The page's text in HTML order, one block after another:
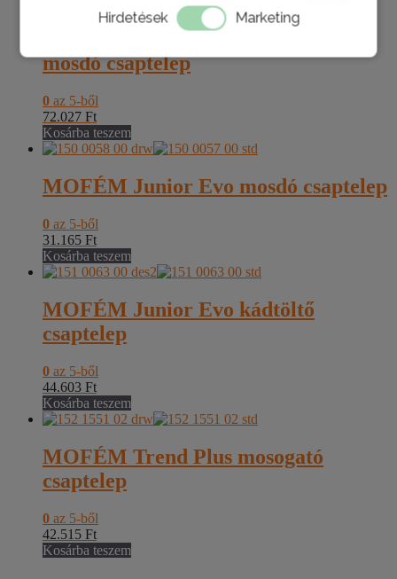
Hirdetések
Marketing
mosdó csaptelep
0 az 5-ből
72.027 Ft
Kosárba teszem
MOFÉM Junior Evo mosdó csaptelep
0 az 5-ből
31.165 Ft
Kosárba teszem
MOFÉM Junior Evo kádtöltő
csaptelep
0 az 5-ből
44.603 Ft
Kosárba teszem
MOFÉM Trend Plus mosogató
csaptelep
0 az 5-ből
42.515 Ft
Kosárba teszem